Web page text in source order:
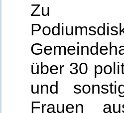
Zu
über 30
und
Frauen